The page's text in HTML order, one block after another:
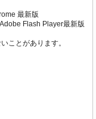
最新版
Flash Player最新版
ことがあります。